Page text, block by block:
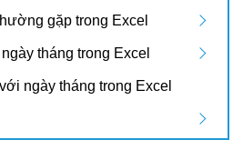
gặp trong Excel
tháng trong Excel
ngày tháng trong Excel